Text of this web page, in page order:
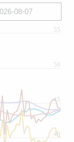
40
45
50
55